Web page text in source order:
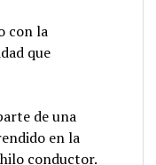
con la
que
de una
en la
conductor.